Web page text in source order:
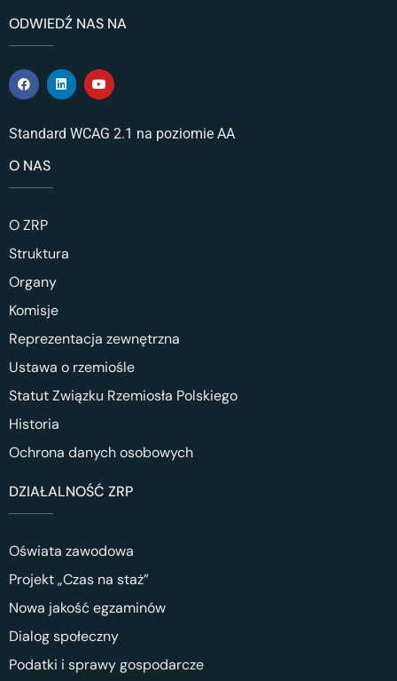
ODWIEDŹ NAS NA
Standard WCAG 2.1 na poziomie AA
O NAS
O ZRP
Struktura
Organy
Komisje
Reprezentacja zewnętrzna
Ustawa o rzemiośle
Statut Związku Rzemiosła Polskiego
Historia
Ochrona danych osobowych
DZIAŁALNOŚĆ ZRP
Oświata zawodowa
Projekt „Czas na staż”
Nowa jakość egzaminów
Dialog społeczny
Podatki i sprawy gospodarcze